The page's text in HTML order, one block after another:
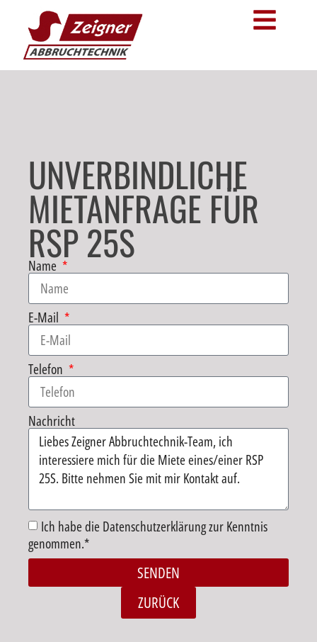
UNVERBINDLICHE
MIETANFRAGE FÜR
RSP 25S
Name
E-Mail
Telefon
Nachricht
Ich habe die Datenschutzerklärung zur Kenntnis
genommen.*
SENDEN
ZURÜCK